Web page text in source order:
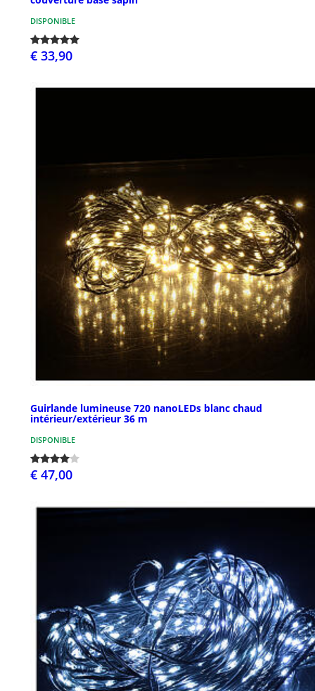
DISPONIBLE
€ 33,90
Guirlande lumineuse 720 nanoLEDs blanc chaud
intérieur/extérieur 36 m
DISPONIBLE
€ 47,00